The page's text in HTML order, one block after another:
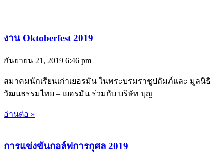
งาน Oktoberfest 2019
กันยายน 21, 2019 6:46 pm
สมาคมนักเรียนเก่าเยอรมัน ในพระบรมราชูปถัมภ์และ มูลนิธิ
วัฒนธรรมไทย – เยอรมัน ร่วมกับ บริษัท บุญ
อ่านต่อ »
การแข่งขันกอล์ฟการกุศล 2019